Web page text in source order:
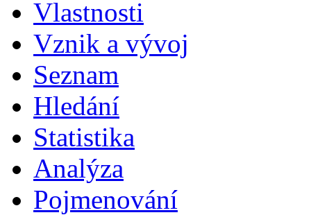
Vlastnosti
Vznik a vývoj
Seznam
Hledání
Statistika
Analýza
Pojmenování